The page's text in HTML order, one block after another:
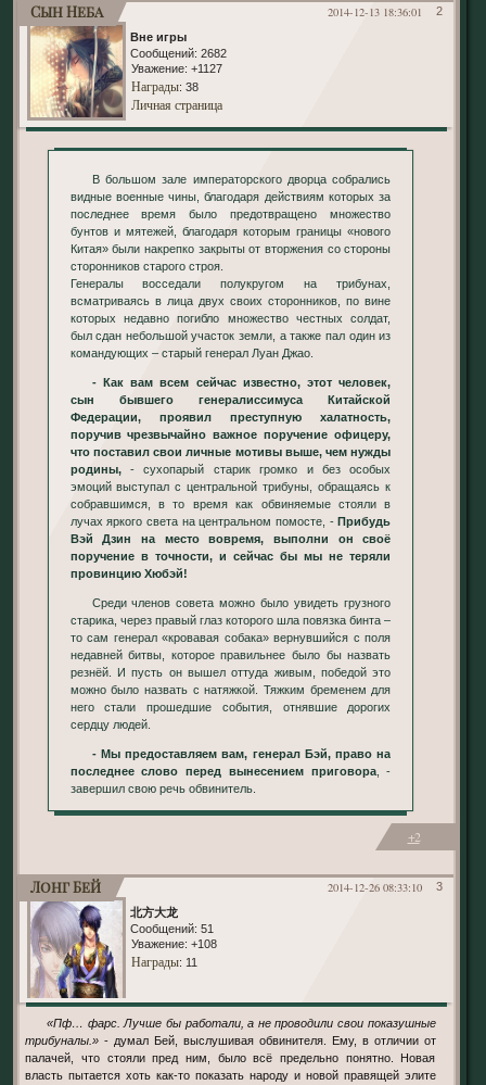
2
2014-12-13 18:36:01
Сын Неба
Вне игры
Сообщений: 2682
Уважение: +1127
Награды: 38
Личная страница
В большом зале императорского дворца собрались
видные военные чины, благодаря действиям которых за
последнее время было предотвращено множество
бунтов и мятежей, благодаря которым границы «нового
Китая» были накрепко закрыты от вторжения со стороны
сторонников старого строя.
Генералы восседали полукругом на трибунах,
всматриваясь в лица двух своих сторонников, по вине
которых недавно погибло множество честных солдат,
был сдан небольшой участок земли, а также пал один из
командующих – старый генерал Луан Джао.
- Как вам всем сейчас известно, этот человек,
сын бывшего генералиссимуса Китайской
Федерации, проявил преступную халатность,
поручив чрезвычайно важное поручение офицеру,
что поставил свои личные мотивы выше, чем нужды
родины,- сухопарый старик громко и без особых
эмоций выступал с центральной трибуны, обращаясь к
собравшимся, в то время как обвиняемые стояли в
лучах яркого света на центральном помосте, -Прибудь
Вэй Дзин на место вовремя, выполни он своё
поручение в точности, и сейчас бы мы не теряли
провинцию Хюбэй!
Среди членов совета можно было увидеть грузного
старика, через правый глаз которого шла повязка бинта –
то сам генерал «кровавая собака» вернувшийся с поля
недавней битвы, которое правильнее было бы назвать
резнёй. И пусть он вышел оттуда живым, победой это
можно было назвать с натяжкой. Тяжким бременем для
него стали прошедшие события, отнявшие дорогих
сердцу людей.
- Мы предоставляем вам, генерал Бэй, право на
последнее слово перед вынесением приговора, -
завершил свою речь обвинитель.
+2
3
2014-12-26 08:33:10
Лонг Бей
北方大龙
Сообщений: 51
Уважение: +108
Награды: 11
«Пф… фарс. Лучше бы работали, а не проводили свои показушные
трибуналы.» - думал Бей, выслушивая обвинителя. Ему, в отличии от
палачей, что стояли пред ним, было всё предельно понятно. Новая
власть пытается хоть как-то показать народу и новой правящей элите